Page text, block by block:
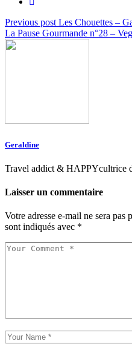
Previous post Les Chouettes –
La Pause Gourmande n°28 –
Geraldine
Travel addict & HAPPYcultrice
Laisser un commentaire
Votre adresse e-mail ne sera pas
sont indiqués avec *